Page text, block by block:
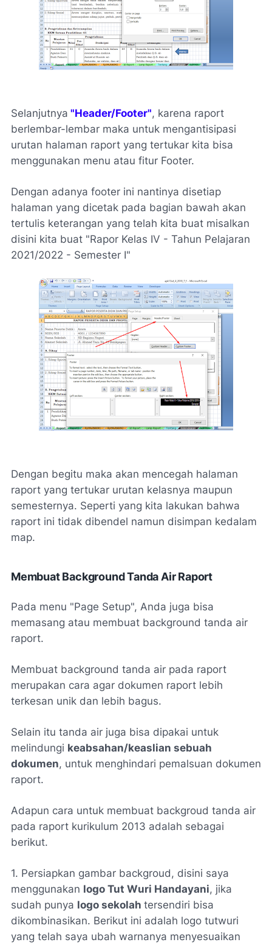
Selanjutnya "Header/Footer", karena raport
berlembar-lembar maka untuk mengantisipasi
urutan halaman raport yang tertukar kita bisa
menggunakan menu atau fitur Footer.
Dengan adanya footer ini nantinya disetiap
halaman yang dicetak pada bagian bawah akan
tertulis keterangan yang telah kita buat misalkan
disini kita buat "Rapor Kelas IV - Tahun Pelajaran
2021/2022 - Semester I"
Dengan begitu maka akan mencegah halaman
raport yang tertukar urutan kelasnya maupun
semesternya. Seperti yang kita lakukan bahwa
raport ini tidak dibendel namun disimpan kedalam
map.
Membuat Background Tanda Air Raport
Pada menu "Page Setup", Anda juga bisa
memasang atau membuat background tanda air
raport.
Membuat background tanda air pada raport
merupakan cara agar dokumen raport lebih
terkesan unik dan lebih bagus.
Selain itu tanda air juga bisa dipakai untuk
melindungi keabsahan/keaslian sebuah
dokumen, untuk menghindari pemalsuan dokumen
raport.
Adapun cara untuk membuat backgroud tanda air
pada raport kurikulum 2013 adalah sebagai
berikut.
1. Persiapkan gambar backgroud, disini saya
menggunakan logo Tut Wuri Handayani, jika
sudah punya logo sekolah tersendiri bisa
dikombinasikan. Berikut ini adalah logo tutwuri
yang telah saya ubah warnanya menyesuaikan